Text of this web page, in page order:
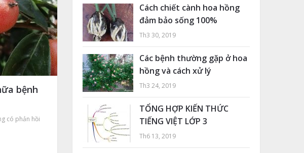
bệnh
có phản hồi
Cách chiết cành hoa hồng
đảm bảo sống 100%
Th3 30, 2019
Các bệnh thường gặp ở hoa
hồng và cách xử lý
Th3 24, 2019
TỔNG HỢP KIẾN THỨC
TIẾNG VIỆT LỚP 3
Th6 13, 2019